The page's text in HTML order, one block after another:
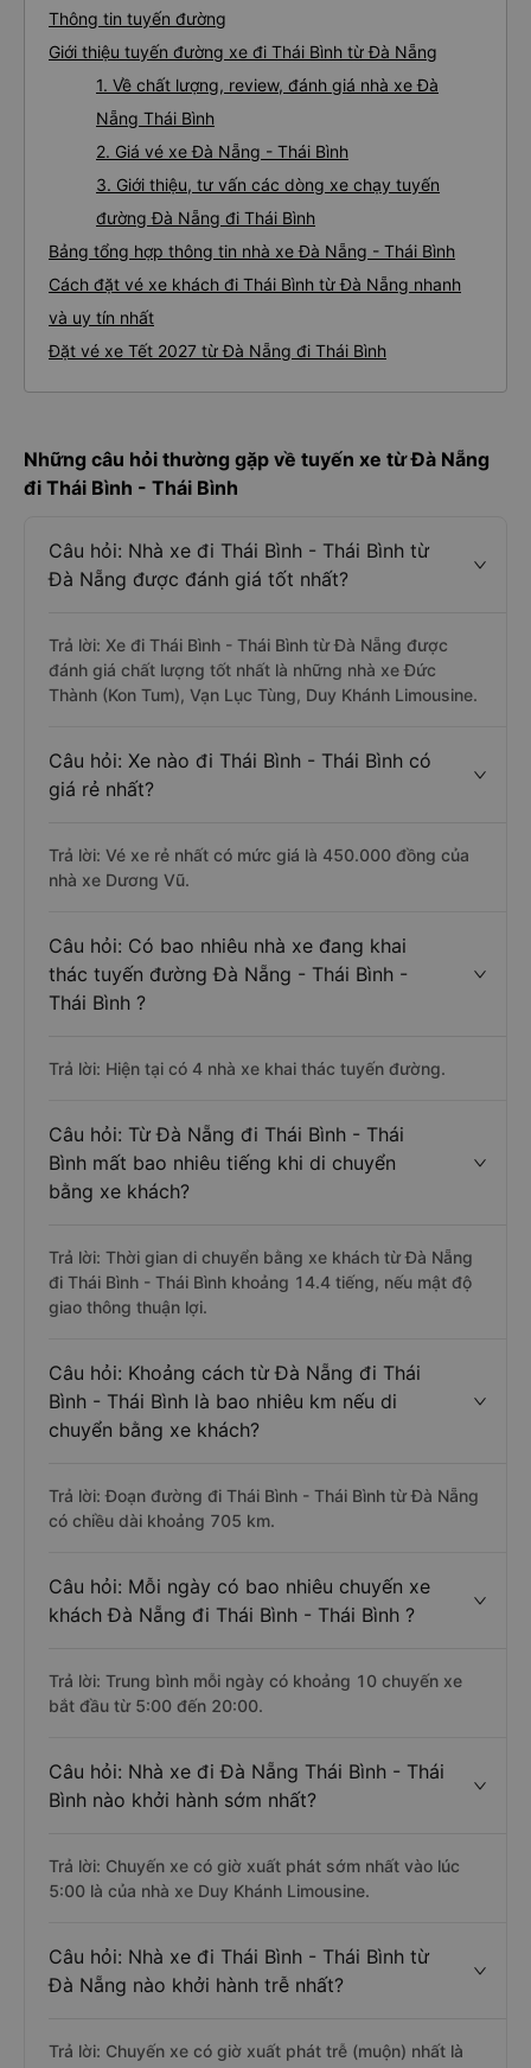
Thông tin tuyến đường
Giới thiệu tuyến đường xe đi Thái Bình từ Đà Nẵng
1. Về chất lượng, review, đánh giá nhà xe Đà
Nẵng Thái Bình
2. Giá vé xe Đà Nẵng - Thái Bình
3. Giới thiệu, tư vấn các dòng xe chạy tuyến
đường Đà Nẵng đi Thái Bình
Bảng tổng hợp thông tin nhà xe Đà Nẵng - Thái Bình
Cách đặt vé xe khách đi Thái Bình từ Đà Nẵng nhanh
và uy tín nhất
Đặt vé xe Tết 2027 từ Đà Nẵng đi Thái Bình
Những câu hỏi thường gặp về tuyến xe từ Đà Nẵng
đi Thái Bình - Thái Bình
Câu hỏi: Nhà xe đi Thái Bình - Thái Bình từ
Đà Nẵng được đánh giá tốt nhất?
Trả lời: Xe đi Thái Bình - Thái Bình từ Đà Nẵng được
đánh giá chất lượng tốt nhất là những nhà xe Đức
Thành (Kon Tum), Vạn Lục Tùng, Duy Khánh Limousine.
Câu hỏi: Xe nào đi Thái Bình - Thái Bình có
giá rẻ nhất?
Trả lời: Vé xe rẻ nhất có mức giá là 450.000 đồng của
nhà xe Dương Vũ.
Câu hỏi: Có bao nhiêu nhà xe đang khai
thác tuyến đường Đà Nẵng - Thái Bình -
Thái Bình ?
Trả lời: Hiện tại có 4 nhà xe khai thác tuyến đường.
Câu hỏi: Từ Đà Nẵng đi Thái Bình - Thái
Bình mất bao nhiêu tiếng khi di chuyển
bằng xe khách?
Trả lời: Thời gian di chuyển bằng xe khách từ Đà Nẵng
đi Thái Bình - Thái Bình khoảng 14.4 tiếng, nếu mật độ
giao thông thuận lợi.
Câu hỏi: Khoảng cách từ Đà Nẵng đi Thái
Bình - Thái Bình là bao nhiêu km nếu di
chuyển bằng xe khách?
Trả lời: Đoạn đường đi Thái Bình - Thái Bình từ Đà Nẵng
có chiều dài khoảng 705 km.
Câu hỏi: Mỗi ngày có bao nhiêu chuyến xe
khách Đà Nẵng đi Thái Bình - Thái Bình ?
Trả lời: Trung bình mỗi ngày có khoảng 10 chuyến xe
bắt đầu từ 5:00 đến 20:00.
Câu hỏi: Nhà xe đi Đà Nẵng Thái Bình - Thái
Bình nào khởi hành sớm nhất?
Trả lời: Chuyến xe có giờ xuất phát sớm nhất vào lúc
5:00 là của nhà xe Duy Khánh Limousine.
Câu hỏi: Nhà xe đi Thái Bình - Thái Bình từ
Đà Nẵng nào khởi hành trễ nhất?
Trả lời: Chuyến xe có giờ xuất phát trễ (muộn) nhất là